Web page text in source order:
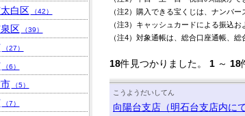
（注2）購入できる宝くじは、ナンバ
（注3）キャッシュカードによる振込
（注4）対象通帳は、総合口座通帳、
18件見つかりました。 1～ 18
こうようだいしてん
向陽台支店（明石台支店内にて
白区 （42）
区 （39）
（27）
（6）
（5）
（7）